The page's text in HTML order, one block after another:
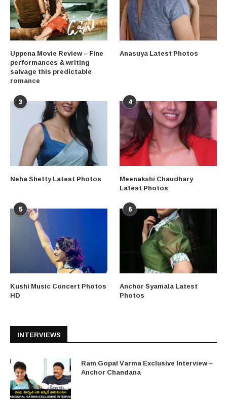
Uppena Movie Review – Fine
performances & writing
salvage this predictable
romance
Anasuya Latest Photos
3
Neha Shetty Latest Photos
4
Meenakshi Chaudhary
Latest Photos
5
Kushi Music Concert Photos
HD
6
Anchor Syamala Latest
Photos
INTERVIEWS
Ram Gopal Varma Exclusive Interview –
Anchor Chandana